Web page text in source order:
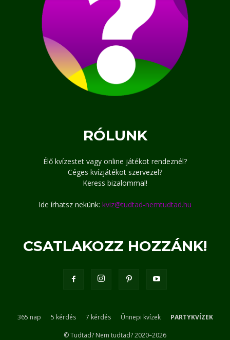
RÓLUNK
Élő kvízestet vagy online játékot rendeznél?
Céges kvízjátékot szervezel?
Keress bizalommal!
Ide írhatsz nekünk: kviz@tudtad-nemtudtad.hu
CSATLAKOZZ HOZZÁNK!
365 nap 5 kérdés 7 kérdés Ünnepi kvízek PARTYKVÍZEK
© Tudtad? Nem tudtad? 2020–2026